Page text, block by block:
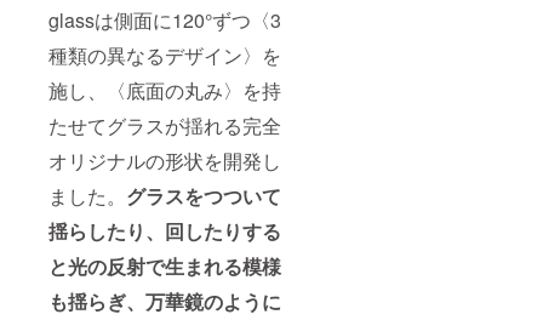
glassは側面に120°ずつ〈3
種類の異なるデザイン〉を
施し、〈底面の丸み〉を持
たせてグラスが揺れる完全
オリジナルの形状を開発し
ました。 グラスをつついて
揺らしたり、回したりする
と光の反射で生まれる模様
も揺らぎ、万華鏡のように